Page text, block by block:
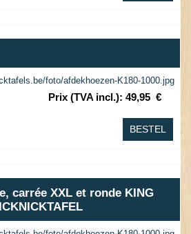
Prix (TVA incl.): 49,95 €
BESTEL
carrée XXL et ronde KING